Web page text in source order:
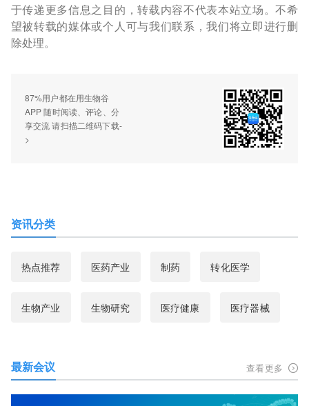
于传递更多信息之目的，转载内容不代表本站立场。不希
望被转载的媒体或个人可与我们联系，我们将立即进行删
除处理。
87%用户都在用生物谷
APP 随时阅读、评论、分
享交流 请扫描二维码下载-
>
资讯分类
热点推荐 医药产业 制药 转化医学
生物产业 生物研究 医疗健康 医疗器械
最新会议 查看更多